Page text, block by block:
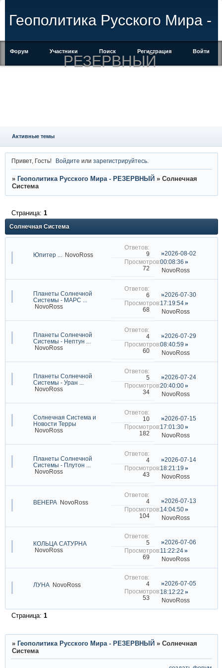
Геополитика Русского Мира -
РЕЗЕРВНЫЙ
Форум Участники Поиск Регистрация Войти
Активные темы
Привет, Гость! Войдите илизарегистрируйтесь
» Геополитика Русского Мира - РЕЗЕРВНЫЙ » Солнечная
Система
Солнечная Система
Страница: 1
Юпитер ... NovoRoss 9
72
2026-08-02
00:08:36
NovoRoss
Планеты Солнечной
Системы - МАРС ...
NovoRoss
6
68
2026-07-30
17:19:54
NovoRoss
Планеты Солнечной
Системы - Нептун ...
NovoRoss
4
60
2026-07-29
08:40:59
NovoRoss
Планеты Солнечной
Системы - Уран ...
NovoRoss
5
34
2026-07-24
20:40:00
NovoRoss
Солнечная Система и
Новости Терры
NovoRoss
10
182
2026-07-15
17:01:30
NovoRoss
Планеты Солнечной
Системы - Плутон ...
NovoRoss
4
43
2026-07-14
18:21:19
NovoRoss
ВЕНЕРА NovoRoss 4
104
2026-07-13
14:04:50
NovoRoss
КОЛЬЦА CАТУРНА
NovoRoss
5
69
2026-07-06
11:22:24
NovoRoss
ЛУНА NovoRoss 4
53
2026-07-05
18:12:22
NovoRoss
Страница: 1
» Геополитика Русского Мира - РЕЗЕРВНЫЙ » Солнечная
Система